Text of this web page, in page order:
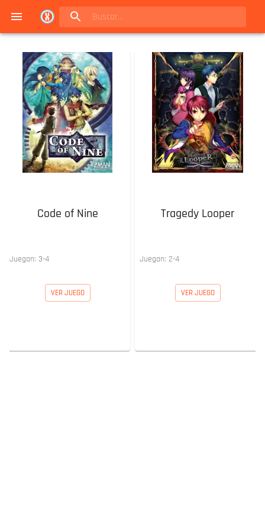
Code of Nine
Juegan: 3-4
VER JUEGO
Tragedy Looper
Juegan: 2-4
VER JUEGO
Navigated to Juegos de mesa en Buenos Aires | Conexión Berlín - Catálogo